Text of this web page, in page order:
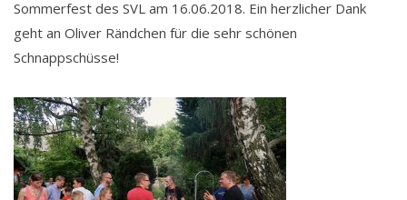
Sommerfest des SVL am 16.06.2018. Ein herzlicher Dank
geht an Oliver Rändchen für die sehr schönen
Schnappschüsse!